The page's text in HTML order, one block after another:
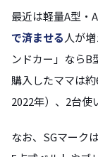
最近は軽量A型・
で済ませる人が
ンドカー」ならB
購入したママは
2022年）、2台使
なお、SGマーク